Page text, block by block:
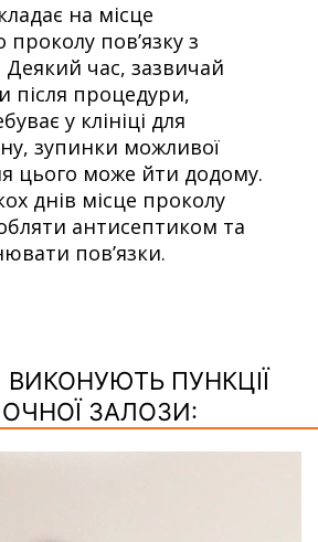
на місце
проколу пов’язку з
час, зазвичай
після процедури,
у клініці для
зупинки можливої
цього може йти додому.
днів місце проколу
антисептиком та
пов’язки.
ВИКОНУЮТЬ ПУНКЦІЇ
ЗАЛОЗИ: